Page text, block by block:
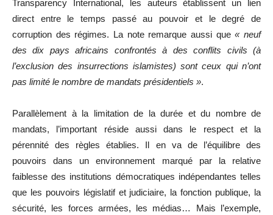
Transparency International, les auteurs établissent un lien
direct entre le temps passé au pouvoir et le degré de
corruption des régimes. La note remarque aussi que« neuf
des dix pays africains confrontés à des conflits civils (à
l’exclusion des insurrections islamistes) sont ceux qui n’ont
pas limité le nombre de mandats présidentiels ».
Parallèlement à la limitation de la durée et du nombre de
mandats, l’important réside aussi dans le respect et la
pérennité des règles établies. Il en va de l’équilibre des
pouvoirs dans un environnement marqué par la relative
faiblesse des institutions démocratiques indépendantes telles
que les pouvoirs législatif et judiciaire, la fonction publique, la
sécurité, les forces armées, les médias… Mais l’exemple,